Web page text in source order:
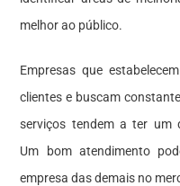
melhor ao público.
Empresas que
clientes e buscam
serviços tendem a ter um
Um bom atendimento
empresa das demais no